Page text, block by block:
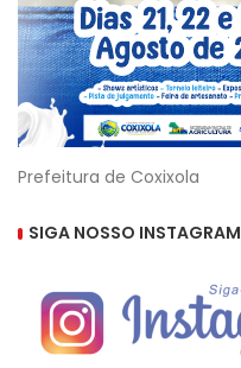
Prefeitura de Coxixola
SIGA NOSSO INSTAGRAM